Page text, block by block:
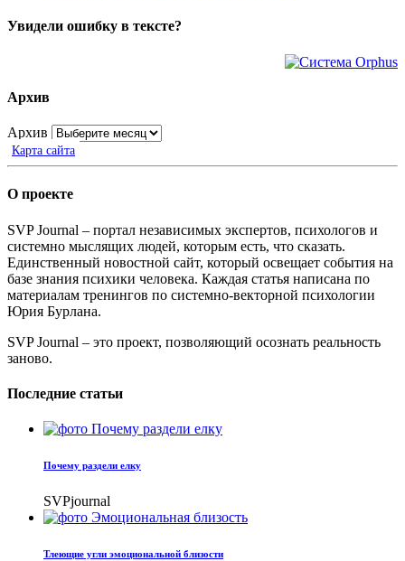
Увидели ошибку в тексте?
Архив
Архив
Карта сайта
О проекте
SVP Journal – портал независимых экспертов, психологов и
системно мыслящих людей, которым есть, что сказать.
Единственный новостной сайт, который освещает события на
базе знания психики человека. Каждая статья написана по
материалам тренингов по системно-векторной психологии
Юрия Бурлана.
SVP Journal – это проект, позволяющий осознать реальность
заново.
Последние статьи
Почему раздели елку
SVPjournal
Тлеющие угли эмоциональной близости